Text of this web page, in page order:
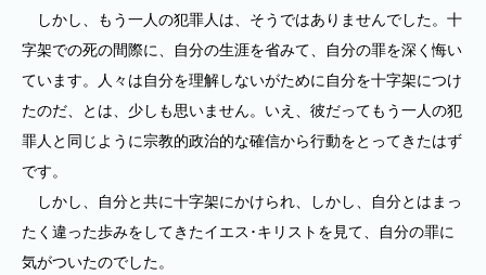
しかし、もう一人の犯罪人は、そうではありませんでした。十
字架での死の間際に、自分の生涯を省みて、自分の罪を深く悔い
ています。人々は自分を理解しないがために自分を十字架につけ
たのだ、とは、少しも思いません。いえ、彼だってもう一人の犯
罪人と同じように宗教的政治的な確信から行動をとってきたはず
です。
しかし、自分と共に十字架にかけられ、しかし、自分とはまっ
たく違った歩みをしてきたイエス･キリストを見て、自分の罪に
気がついたのでした。